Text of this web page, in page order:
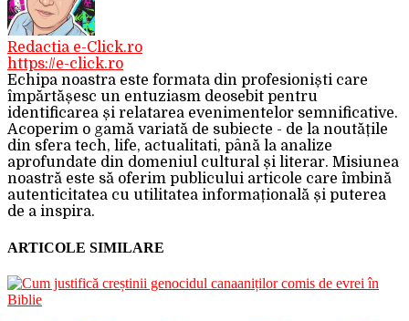
Redactia e-Click.ro
https://e-click.ro
Echipa noastra este formata din profesioniști care
împărtășesc un entuziasm deosebit pentru
identificarea și relatarea evenimentelor semnificative.
Acoperim o gamă variată de subiecte - de la noutățile
din sfera tech, life, actualitati, până la analize
aprofundate din domeniul cultural și literar. Misiunea
noastră este să oferim publicului articole care îmbină
autenticitatea cu utilitatea informațională și puterea
de a inspira.
ARTICOLE SIMILARE